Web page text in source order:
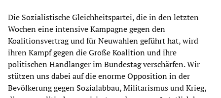
Die Sozialistische Gleichheitspartei, die in den letzten
Wochen eine intensive Kampagne gegen den
Koalitionsvertrag und für Neuwahlen geführt hat, wird
ihren Kampf gegen die Große Koalition und ihre
politischen Handlanger im Bundestag verschärfen. Wir
stützen uns dabei auf die enorme Opposition in der
Bevölkerung gegen Sozialabbau, Militarismus und Krieg,